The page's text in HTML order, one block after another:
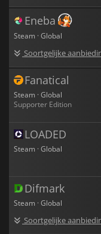
Eneba
Steam · Global
Soortgelijke
Fanatical
Steam · Global
Supporter Edition
LOADED
Steam · Global
Difmark
Steam · Global
Soortgelijke